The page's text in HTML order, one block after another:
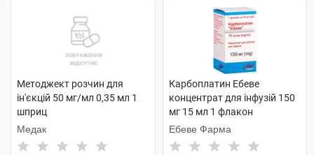
Методжект розчин для
ін'єкцій 50 мг/мл 0,35 мл 1
шприц
Медак
Карбоплатин Ебеве
концентрат для інфузій 150
мг 15 мл 1 флакон
Ебеве Фарма